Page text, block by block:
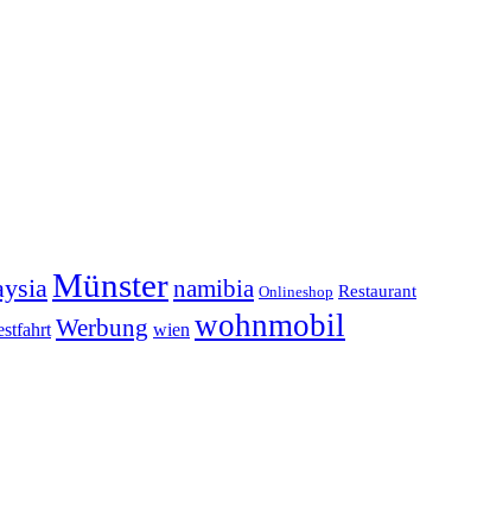
Münsternamibia Onlineshop Restaurant
Werbung wien wohnmobil